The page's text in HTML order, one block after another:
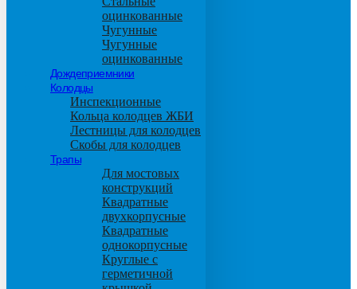
оцинкованные
Чугунные
Чугунные
оцинкованные
Дождеприемники
Колодцы
Инспекционные
Кольца колодцев ЖБИ
Лестницы для колодцев
Скобы для колодцев
Трапы
Для мостовых
конструкций
Квадратные
двухкорпусные
Квадратные
однокорпусные
Круглые с
герметичной